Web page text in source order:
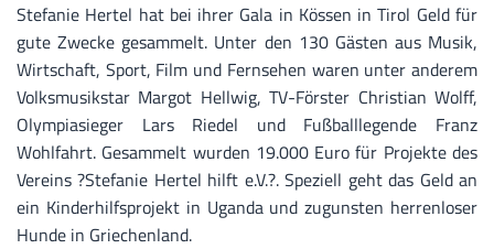
Stefanie Hertel hat bei ihrer Gala in Kössen in Tirol Geld für
gute Zwecke gesammelt. Unter den 130 Gästen aus Musik,
Wirtschaft, Sport, Film und Fernsehen waren unter anderem
Volksmusikstar Margot Hellwig, TV-Förster Christian Wolff,
Olympiasieger Lars Riedel und Fußballlegende Franz
Wohlfahrt. Gesammelt wurden 19.000 Euro für Projekte des
Vereins ?Stefanie Hertel hilft e.V.?. Speziell geht das Geld an
ein Kinderhilfsprojekt in Uganda und zugunsten herrenloser
Hunde in Griechenland.